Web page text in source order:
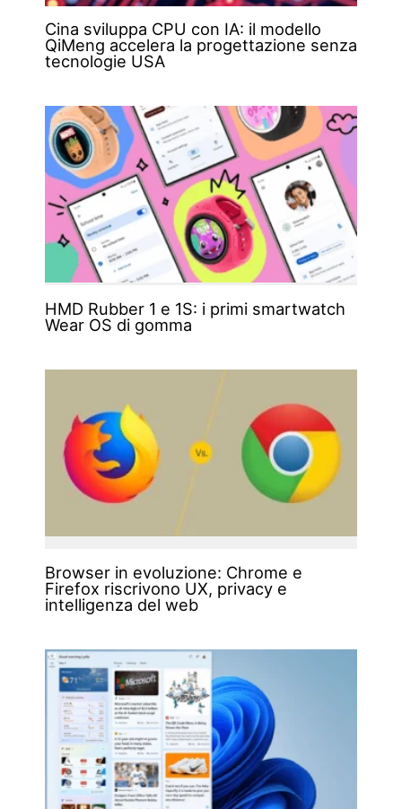
Cina sviluppa CPU con IA: il modello
QiMeng accelera la progettazione senza
tecnologie USA
HMD Rubber 1 e 1S: i primi smartwatch
Wear OS di gomma
Browser in evoluzione: Chrome e
Firefox riscrivono UX, privacy e
intelligenza del web